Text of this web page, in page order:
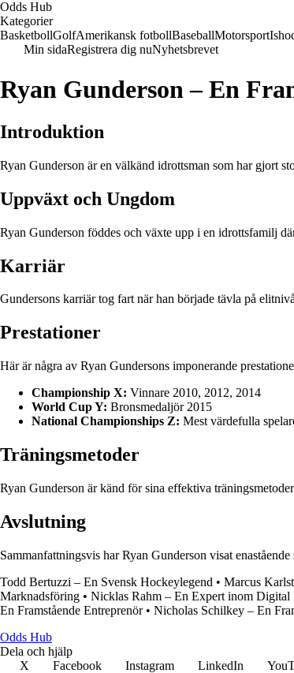
Odds Hub
Kategorier
BasketbollGolfAmerikansk fotbollBaseballMotorsport
Min sidaRegistrera dig nuNyhetsbrevet
Ryan Gunderson – En
Introduktion
Ryan Gunderson är en välkänd idrottsman som har gjort
Uppväxt och Ungdom
Ryan Gunderson föddes och växte upp i en idrottsfamilj
Karriär
Gundersons karriär tog fart när han började tävla på
Prestationer
Här är några av Ryan Gundersons imponerande
Championship X: Vinnare 2010, 2012, 2014
World Cup Y: Bronsmedaljör 2015
National Championships Z: Mest värdefulla
Träningsmetoder
Ryan Gunderson är känd för sina effektiva
Avslutning
Sammanfattningsvis har Ryan Gunderson visat
Todd Bertuzzi – En Svensk Hockeylegend • Marcus
Marknadsföring • Nicklas Rahm – En Expert inom Digital
En Framstående Entreprenör• Nicholas Schilkey – En
Odds Hub
Dela och hjälp
X
Facebook Instagram LinkedIn